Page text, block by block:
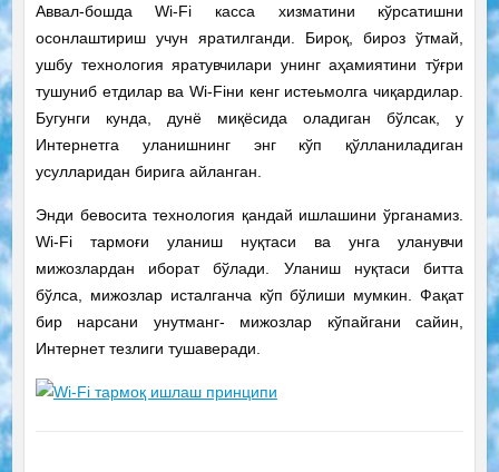
Аввал-бошда Wi-Fi касса хизматини кўрсатишни
осонлаштириш учун яратилганди. Бироқ, бироз ўтмай,
ушбу технология яратувчилари унинг аҳамиятини тўғри
тушуниб етдилар ва Wi-Fiни кенг истеьмолга чиқардилар.
Бугунги кунда, дунё миқёсида оладиган бўлсак, у
Интернетга уланишнинг энг кўп қўлланиладиган
усулларидан бирига айланган.
Энди бевосита технология қандай ишлашини ўрганамиз.
Wi-Fi тармоғи уланиш нуқтаси ва унга уланувчи
мижозлардан иборат бўлади. Уланиш нуқтаси битта
бўлса, мижозлар исталганча кўп бўлиши мумкин. Фақат
бир нарсани унутманг- мижозлар кўпайгани сайин,
Интернет тезлиги тушаверади.